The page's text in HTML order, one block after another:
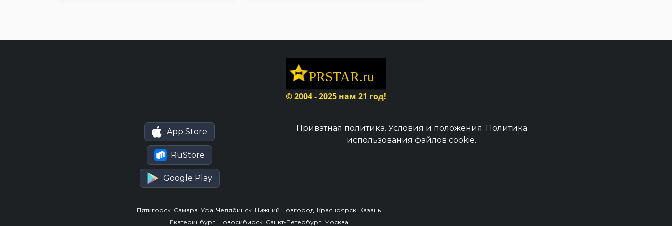
© 2004 - 2025 нам 21 год!
App Store
RuStore
Google Play
Приватная политика. Условия и положения. Политика
использования файлов cookie.
Пятигорск СамараУфаЧелябинск Нижний Новгород Красноярск Казань
Екатеринбург Новосибирск Санкт-Петербург Москва